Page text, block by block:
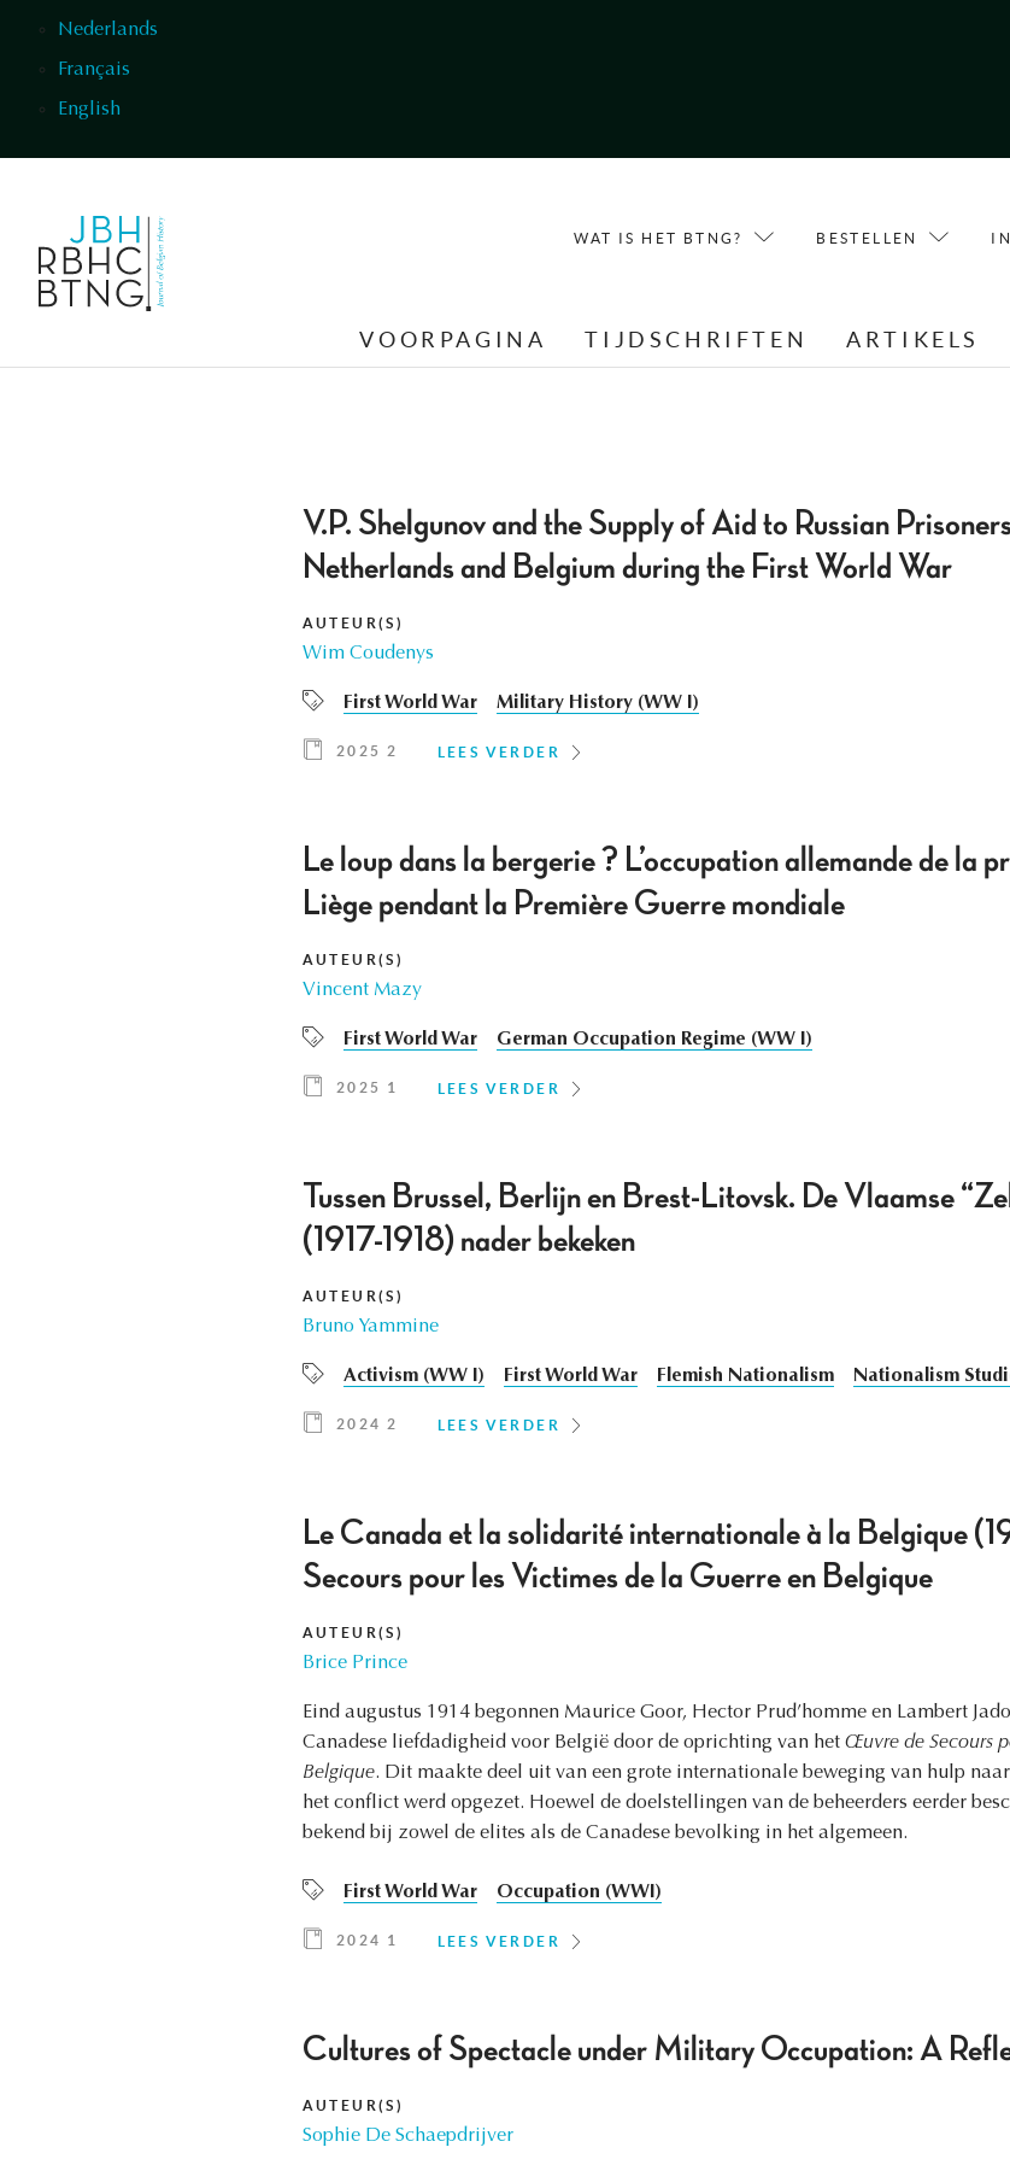
Nederlands
Français
English
WAT IS HET BTNG? BESTELLEN
VOORPAGINA TIJDSCHRIFTEN ARTIKELS
V.P. Shelgunov and the Supply of Aid to Russian
Netherlands and Belgium during the First World War
AUTEUR(S)
Wim Coudenys
First World War Military History (WW I)
2025 2 LEES VERDER
Le loup dans la bergerie ? L’occupation allemande de la
Liège pendant la Première Guerre mondiale
AUTEUR(S)
Vincent Mazy
First World War German Occupation Regime (WW I)
2025 1 LEES VERDER
Tussen Brussel, Berlijn en Brest-Litovsk. De Vlaamse
(1917-1918) nader bekeken
AUTEUR(S)
Bruno Yammine
Activism (WW I) First World War Flemish Nationalism Nationalism
2024 2 LEES VERDER
Le Canada et la solidarité internationale à la Belgique
Secours pour les Victimes de la Guerre en Belgique
AUTEUR(S)
Brice Prince
Eind augustus 1914 begonnen Maurice Goor, Hector Prud’homme en Lambert
Canadese liefdadigheid voor België door de oprichting van het Œuvre de Secours
Belgique. Dit maakte deel uit van een grote internationale beweging van hulp
het conflict werd opgezet. Hoewel de doelstellingen van de beheerders eerder
bekend bij zowel de elites als de Canadese bevolking in het algemeen.
First World War Occupation (WWI)
2024 1 LEES VERDER
Cultures of Spectacle under Military Occupation: A
AUTEUR(S)
Sophie De Schaepdrijver